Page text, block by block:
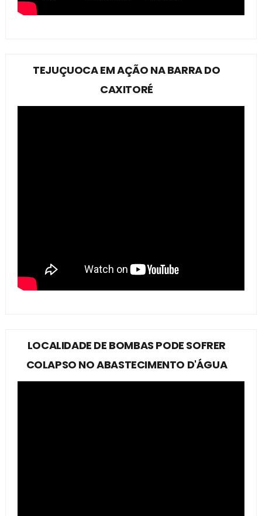
TEJUÇUOCA EM AÇÃO NA BARRA DO
CAXITORÉ
LOCALIDADE DE BOMBAS PODE SOFRER
COLAPSO NO ABASTECIMENTO D'ÁGUA